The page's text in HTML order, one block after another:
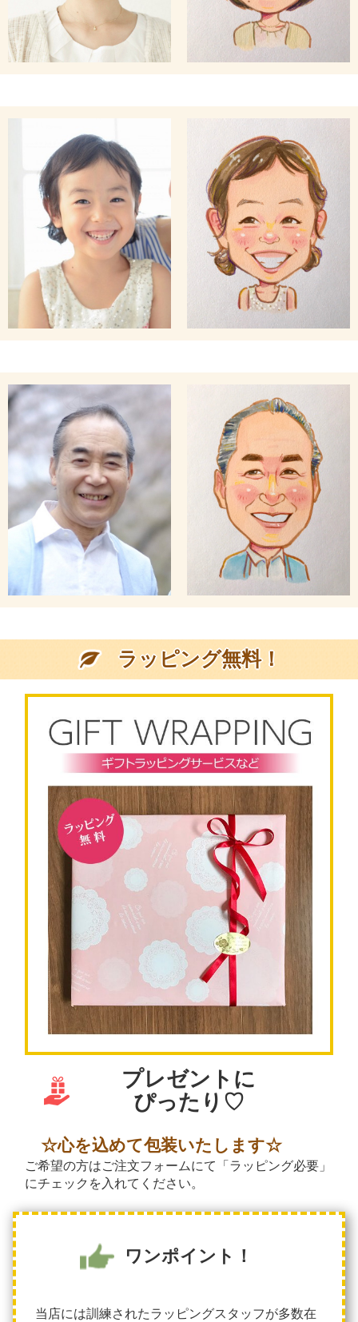
ラッピング無料！
プレゼントに
ぴったり♡
☆心を込めて包装いたします☆
ご希望の方はご注文フォームにて「ラッピング必要」
にチェックを入れてください。
ワンポイント！
当店には訓練されたラッピングスタッフが多数在